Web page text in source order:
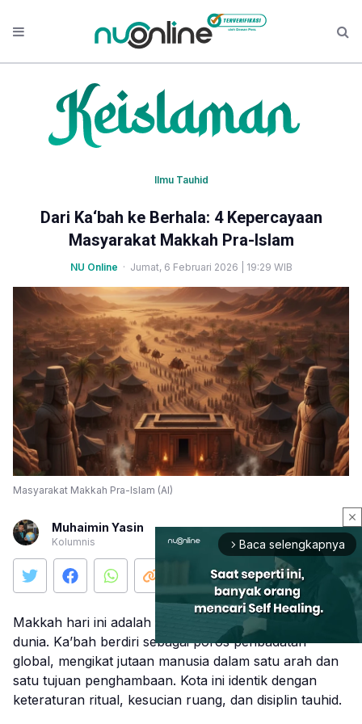
Ilmu Tauhid
Dari Ka‘bah ke Berhala: 4 Kepercayaan
Masyarakat Makkah Pra-Islam
NU Online · Jumat, 6 Februari 2026 | 19:29 WIB
Masyarakat Makkah Pra-Islam (AI)
Muhaimin Yasin
Kolumnis
Makkah hari ini adalah pusat spiritual umat Islam
dunia. Ka’bah berdiri sebagai poros peribadatan
global, mengikat jutaan manusia dalam satu arah dan
satu tujuan penghambaan. Kota ini identik dengan
keteraturan ritual, kesucian ruang, dan disiplin tauhid.
close
arrow_forward_ios Baca selengkapnya
Mute